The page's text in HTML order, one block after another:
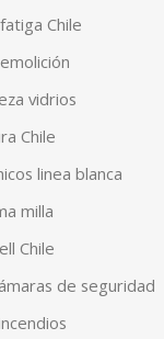
Chile
vidrios
Chile
linea blanca
milla
Chile
de seguridad